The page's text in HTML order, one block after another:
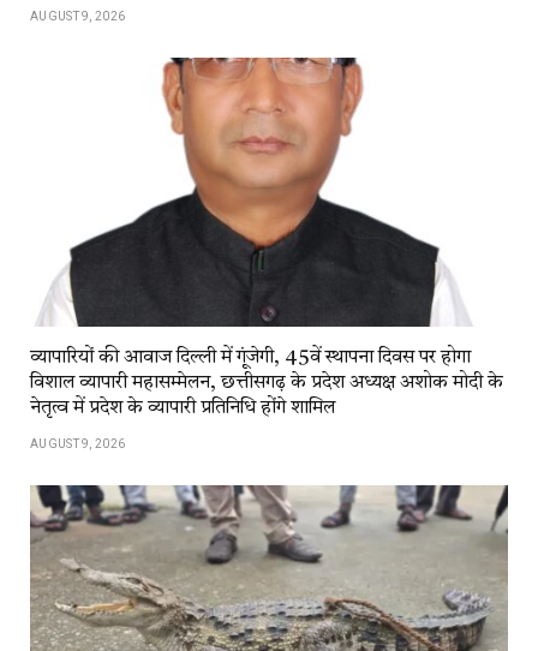
AUGUST 9, 2026
व्यापारियों की आवाज दिल्ली में गूंजेगी, 45वें स्थापना दिवस पर होगा
विशाल व्यापारी महासम्मेलन, छत्तीसगढ़ के प्रदेश अध्यक्ष अशोक मोदी के
नेतृत्व में प्रदेश के व्यापारी प्रतिनिधि होंगे शामिल
AUGUST 9, 2026